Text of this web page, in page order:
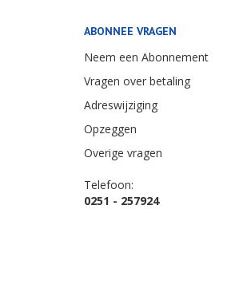
ABONNEE VRAGEN
Neem een Abonnement
Vragen over betaling
Adreswijziging
Opzeggen
Overige vragen
Telefoon:
0251 - 257924